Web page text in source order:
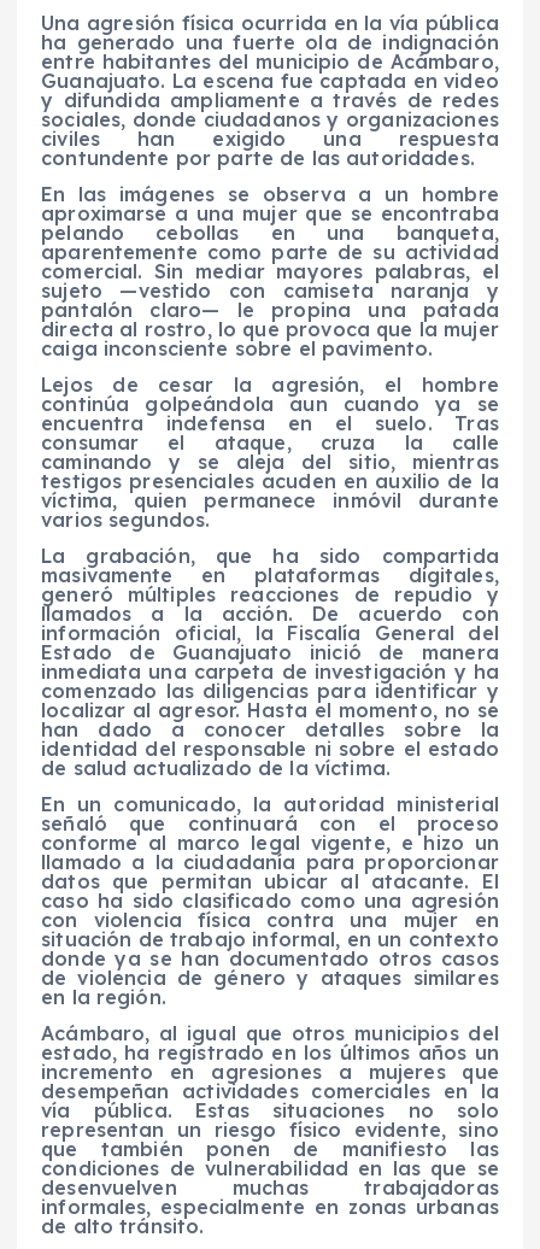
Una agresión física ocurrida en la vía pública
ha generado una fuerte ola de indignación
entre habitantes del municipio de Acámbaro,
Guanajuato. La escena fue captada en video
y difundida ampliamente a través de redes
sociales, donde ciudadanos y organizaciones
civiles han exigido una respuesta
contundente por parte de las autoridades.
En las imágenes se observa a un hombre
aproximarse a una mujer que se encontraba
pelando cebollas en una banqueta,
aparentemente como parte de su actividad
comercial. Sin mediar mayores palabras, el
sujeto —vestido con camiseta naranja y
pantalón claro— le propina una patada
directa al rostro, lo que provoca que la mujer
caiga inconsciente sobre el pavimento.
Lejos de cesar la agresión, el hombre
continúa golpeándola aun cuando ya se
encuentra indefensa en el suelo. Tras
consumar el ataque, cruza la calle
caminando y se aleja del sitio, mientras
testigos presenciales acuden en auxilio de la
víctima, quien permanece inmóvil durante
varios segundos.
La grabación, que ha sido compartida
masivamente en plataformas digitales,
generó múltiples reacciones de repudio y
llamados a la acción. De acuerdo con
información oficial, la Fiscalía General del
Estado de Guanajuato inició de manera
inmediata una carpeta de investigación y ha
comenzado las diligencias para identificar y
localizar al agresor. Hasta el momento, no se
han dado a conocer detalles sobre la
identidad del responsable ni sobre el estado
de salud actualizado de la víctima.
En un comunicado, la autoridad ministerial
señaló que continuará con el proceso
conforme al marco legal vigente, e hizo un
llamado a la ciudadanía para proporcionar
datos que permitan ubicar al atacante. El
caso ha sido clasificado como una agresión
con violencia física contra una mujer en
situación de trabajo informal, en un contexto
donde ya se han documentado otros casos
de violencia de género y ataques similares
en la región.
Acámbaro, al igual que otros municipios del
estado, ha registrado en los últimos años un
incremento en agresiones a mujeres que
desempeñan actividades comerciales en la
vía pública. Estas situaciones no solo
representan un riesgo físico evidente, sino
que también ponen de manifiesto las
condiciones de vulnerabilidad en las que se
desenvuelven muchas trabajadoras
informales, especialmente en zonas urbanas
de alto tránsito.